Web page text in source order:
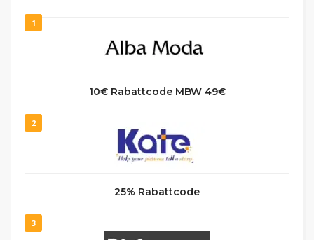
1
10€ Rabattcode MBW 49€
2
25% Rabattcode
3